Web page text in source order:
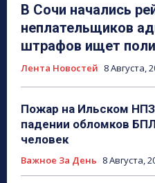
В Сочи начались
неплательщиков
штрафов ищет
Лента Новостей 8 Августа,
Пожар на Ильском
падении обломков
человек
Важное За День 8 Августа,